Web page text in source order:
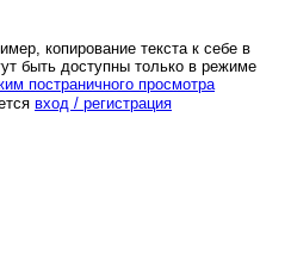
копирование текста к себе в
быть доступны только в режиме
вход / регистрация